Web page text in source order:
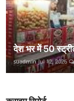
देश भर में 50
suadmin Jul 12, 2026